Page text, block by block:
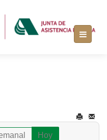
Hoy